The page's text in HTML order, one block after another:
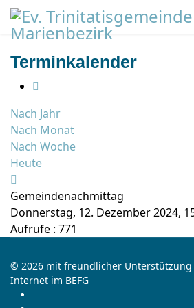
Terminkalender
Nach Jahr
Nach Monat
Nach Woche
Heute
Gemeindenachmittag
Donnerstag, 12. Dezember 2024,
Aufrufe : 771
© 2026 mit freundlicher Unterstützung
Internet im BEFG